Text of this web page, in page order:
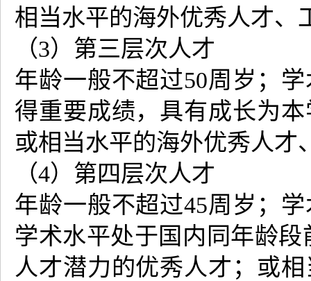
相当水平的海外优秀人才、
（3）第三层次人才
年龄一般不超过50周岁；
得重要成绩，具有成长为
或相当水平的海外优秀人才
（4）第四层次人才
年龄一般不超过45周岁；
学术水平处于国内同年龄
人才潜力的优秀人才；或